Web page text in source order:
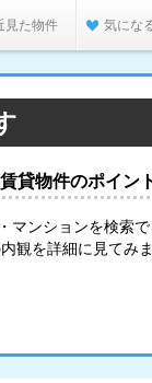
見た物件 気にな
貸物件のポイン
マンションを検索
観を詳細に見てみ